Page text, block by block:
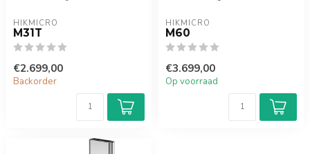
HIKMICRO
M31T
€2.699,00
Backorder
HIKMICRO
M60
€3.699,00
Op voorraad